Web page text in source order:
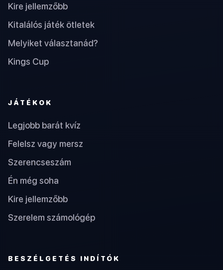
Kire jellemzőbb
Kitalálós játék ötletek
Melyiket választanád?
Kings Cup
JÁTÉKOK
Legjobb barát kvíz
Felelsz vagy mersz
Szerencseszám
Én még soha
Kire jellemzőbb
Szerelem számológép
BESZÉLGETÉS INDÍTÓK